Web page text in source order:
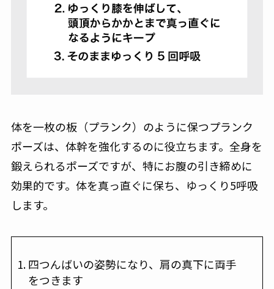
体を一枚の板（プランク）のように保つプランク
ポーズは、体幹を強化するのに役立ちます。全身を
鍛えられるポーズですが、特にお腹の引き締めに
効果的です。体を真っ直ぐに保ち、ゆっくり5呼吸
します。
四つんばいの姿勢になり、肩の真下に両手
をつきます